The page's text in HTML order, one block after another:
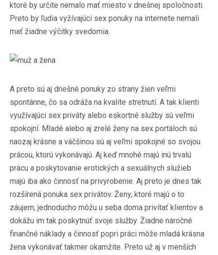
ktoré by určite nemalo mať miesto v dnešnej spoločnosti.
Preto by ľudia vyžívajúci sex ponuky na internete nemali
mať žiadne výčitky svedomia.
A preto sú aj dnešné ponuky zo strany žien veľmi
spontánne, čo sa odráža na kvalite stretnutí. A tak klienti
využívajúci sex priváty alebo eskortné služby sú veľmi
spokojní. Mladé alebo aj zrelé ženy na sex portáloch sú
naozaj krásne a väčšinou sú aj veľmi spokojné so svojou
prácou, ktorú vykonávajú. Aj keď mnohé majú inú trvalú
prácu a poskytovanie erotických a sexuálnych služieb
majú iba ako činnosť na privyrobenie. Aj preto je dnes tak
rozšírená ponuka sex privátov. Ženy, ktoré majú o to
záujem, jednoducho môžu u seba doma privítať klientov a
dokážu im tak poskytnúť svoje služby. Žiadne náročné
finančné náklady a činnosť popri práci môže mladá krásna
žena vykonávať takmer okamžite. Preto už aj v menších